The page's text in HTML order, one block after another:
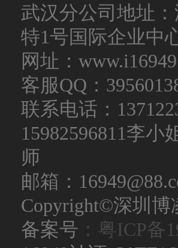
武汉分公司地址
特1号国际企业中
网址：
客服QQ：
联系电话：
15982596811李
师
邮箱：
Copyright©深圳
备案号 ：粤ICP备